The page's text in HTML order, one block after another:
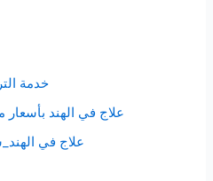
خدمة
علاج في الهند
علاج في